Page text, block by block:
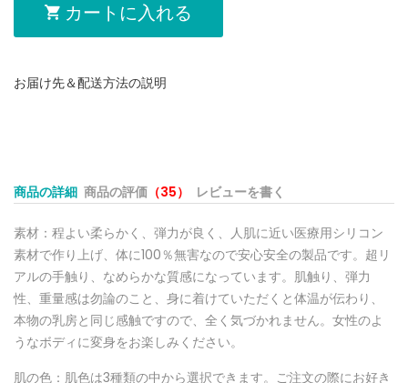
カートに入れる
お届け先＆配送方法の説明
商品の詳細 商品の評価 （35） レビューを書く
素材：程よい柔らかく、弾力が良く、人肌に近い医療用シリコン
素材で作り上げ、体に100％無害なので安心安全の製品です。超リ
アルの手触り、なめらかな質感になっています。肌触り、弾力
性、重量感は勿論のこと、身に着けていただくと体温が伝わり、
本物の乳房と同じ感触ですので、全く気づかれません。女性のよ
うなボディに変身をお楽しみください。
肌の色：肌色は3種類の中から選択できます。ご注文の際にお好き